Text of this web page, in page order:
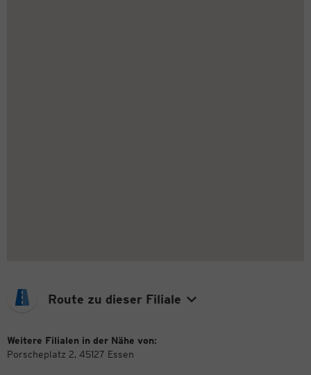
Route zu dieser Filiale
Weitere Filialen in der Nähe von:
Porscheplatz 2, 45127 Essen